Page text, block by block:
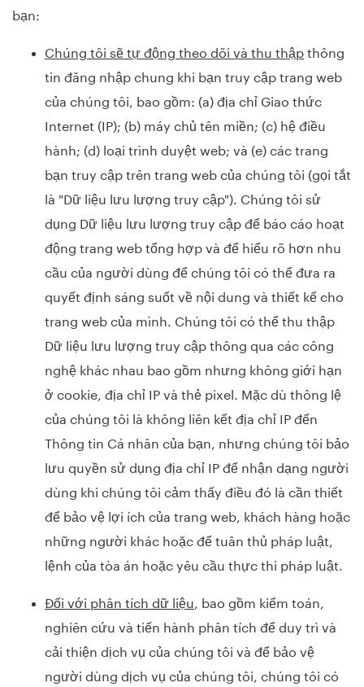
bạn:
Chúng tôi sẽ tự động theo dõi và thu thậpthông
tin đăng nhập chung khi bạn truy cập trang web
của chúng tôi, bao gồm: (a) địa chỉ Giao thức
Internet (IP); (b) máy chủ tên miền; (c) hệ điều
hành; (d) loại trình duyệt web; và (e) các trang
bạn truy cập trên trang web của chúng tôi (gọi tắt
là "Dữ liệu lưu lượng truy cập"). Chúng tôi sử
dụng Dữ liệu lưu lượng truy cập để báo cáo hoạt
động trang web tổng hợp và để hiểu rõ hơn nhu
cầu của người dùng để chúng tôi có thể đưa ra
quyết định sáng suốt về nội dung và thiết kế cho
trang web của mình. Chúng tôi có thể thu thập
Dữ liệu lưu lượng truy cập thông qua các công
nghệ khác nhau bao gồm nhưng không giới hạn
ở cookie, địa chỉ IP và thẻ pixel. Mặc dù thông lệ
của chúng tôi là không liên kết địa chỉ IP đến
Thông tin Cá nhân của bạn, nhưng chúng tôi bảo
lưu quyền sử dụng địa chỉ IP để nhận dạng người
dùng khi chúng tôi cảm thấy điều đó là cần thiết
để bảo vệ lợi ích của trang web, khách hàng hoặc
những người khác hoặc để tuân thủ pháp luật,
lệnh của tòa án hoặc yêu cầu thực thi pháp luật.
Đối với phân tích dữ liệu , bao gồm kiểm toán,
nghiên cứu và tiến hành phân tích để duy trì và
cải thiện dịch vụ của chúng tôi và để bảo vệ
người dùng dịch vụ của chúng tôi, chúng tôi có